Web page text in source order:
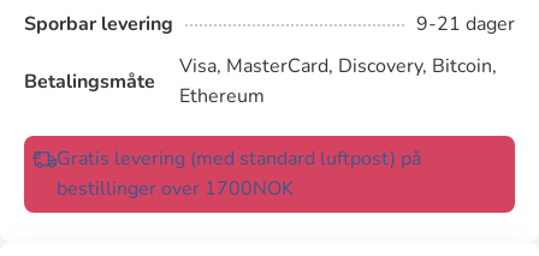
Sporbar levering 9-21 dager
Betalingsmåte
Visa, MasterCard, Discovery, Bitcoin,
Ethereum
Gratis levering (med standard luftpost) på
bestillinger over 1700NOK